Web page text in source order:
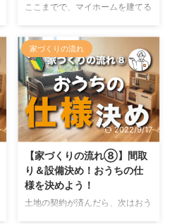
ここまでで、マイホームを建てる
なら、次にやることは一つだけ。
そう、実際に工事をしておうちを
建てることです！ そして、もち
ろん自分でおうちの工事をするこ
となんてできないので、ここから
は大工さんにおまかせになりま
す。 でも、なら自分は何もしな
くても良いかと言われるとそうで
はなくて、おうち完成までまだま
だ忙しい日々が続きます。 それ
では、家づくりの流れの話もつい
に最終回、おうち完成に向かって
進んでいきますよ。 工事の流れ
家づくりの流れ
2022/9/17
【家づくりの流れ⑧】間取
り＆設備決め！おうちの仕
様を決めよう！
土地の契約が済んだら、次はおう